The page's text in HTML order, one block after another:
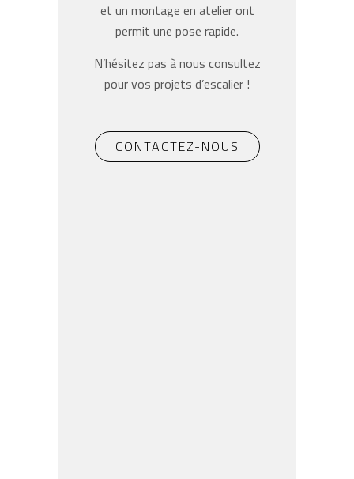
et un montage en atelier ont
permit une pose rapide.
N’hésitez pas à nous consultez
pour vos projets d’escalier !
CONTACTEZ-NOUS